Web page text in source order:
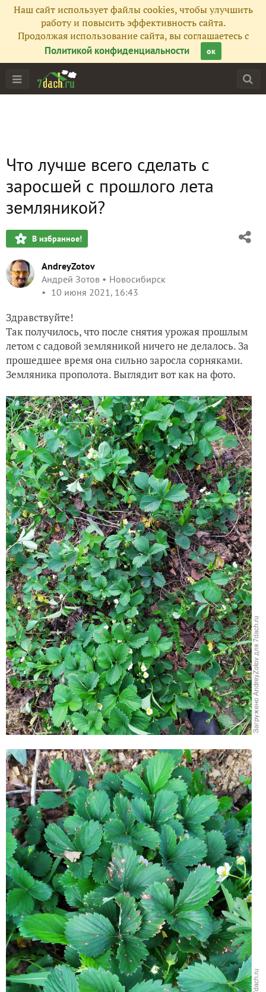
Наш сайт использует файлы cookies, чтобы улучшить
работу и повысить эффективность сайта.
Продолжая использование сайта, вы соглашаетесь с
Политикой конфиденциальности
ок
Что лучше всего сделать с
заросшей с прошлого лета
земляникой?
В избранное!
AndreyZotov
Андрей Зотов
Новосибирск
10 июня 2021, 16:43
Здравствуйте!
Так получилось, что после снятия урожая прошлым
летом с садовой земляникой ничего не делалось. За
прошедшее время она сильно заросла сорняками.
Земляника прополота. Выглядит вот как на фото.